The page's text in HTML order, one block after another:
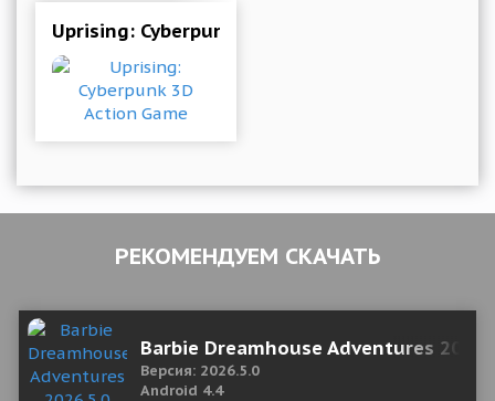
Uprising: Cyberpunk 3D Action Game
РЕКОМЕНДУЕМ СКАЧАТЬ
Barbie Dreamhouse Adventures
Версия: 2026.5.0
Android 4.4